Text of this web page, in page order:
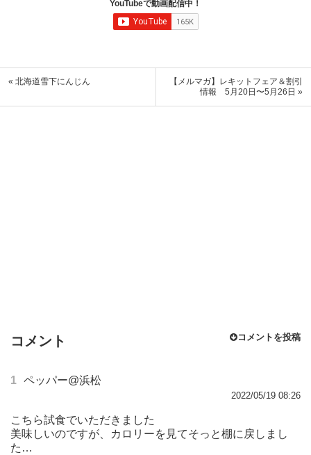
YouTubeで動画配信中！
« 北海道雪下にんじん
【メルマガ】レキットフェア＆割引
情報 5月20日〜5月26日 »
コメント コメントを投稿
1 ペッパー@浜松
2022/05/19 08:26
こちら試食でいただきました
美味しいのですが、カロリーを見てそっと棚に戻しまし
た…